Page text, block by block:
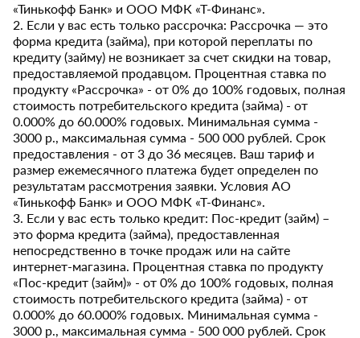
«Тинькофф Банк» и ООО МФК «Т-Финанс».
2. Если у вас есть только рассрочка: Рассрочка — это
форма кредита (займа), при которой переплаты по
кредиту (займу) не возникает за счет скидки на товар,
предоставляемой продавцом. Процентная ставка по
продукту «Рассрочка» - от 0% до 100% годовых, полная
стоимость потребительского кредита (займа) - от
0.000% до 60.000% годовых. Минимальная сумма -
3000 р., максимальная сумма - 500 000 рублей. Срок
предоставления - от 3 до 36 месяцев. Ваш тариф и
размер ежемесячного платежа будет определен по
результатам рассмотрения заявки. Условия АО
«Тинькофф Банк» и ООО МФК «Т-Финанс».
3. Если у вас есть только кредит: Пос-кредит (займ) –
это форма кредита (займа), предоставленная
непосредственно в точке продаж или на сайте
интернет-магазина. Процентная ставка по продукту
«Пос-кредит (займ)» - от 0% до 100% годовых, полная
стоимость потребительского кредита (займа) - от
0.000% до 60.000% годовых. Минимальная сумма -
3000 р., максимальная сумма - 500 000 рублей. Срок